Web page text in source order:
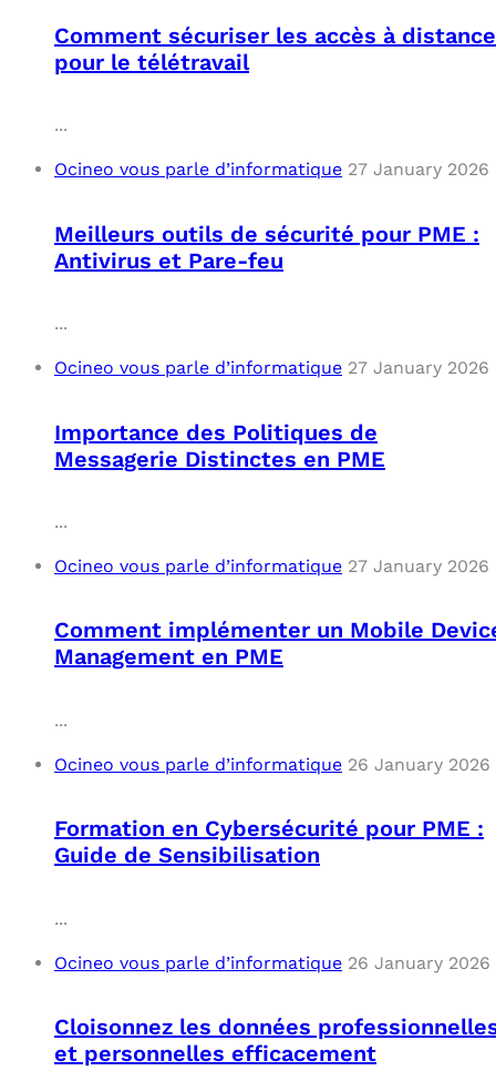
Comment sécuriser les accès à distance
pour le télétravail
...
Ocineo vous parle d’informatique 27 January 2026
Meilleurs outils de sécurité pour PME :
Antivirus et Pare-feu
...
Ocineo vous parle d’informatique 27 January 2026
Importance des Politiques de
Messagerie Distinctes en PME
...
Ocineo vous parle d’informatique 27 January 2026
Comment implémenter un Mobile
Management en PME
...
Ocineo vous parle d’informatique 26 January 2026
Formation en Cybersécurité pour PME :
Guide de Sensibilisation
...
Ocineo vous parle d’informatique 26 January 2026
Cloisonnez les données
et personnelles efficacement